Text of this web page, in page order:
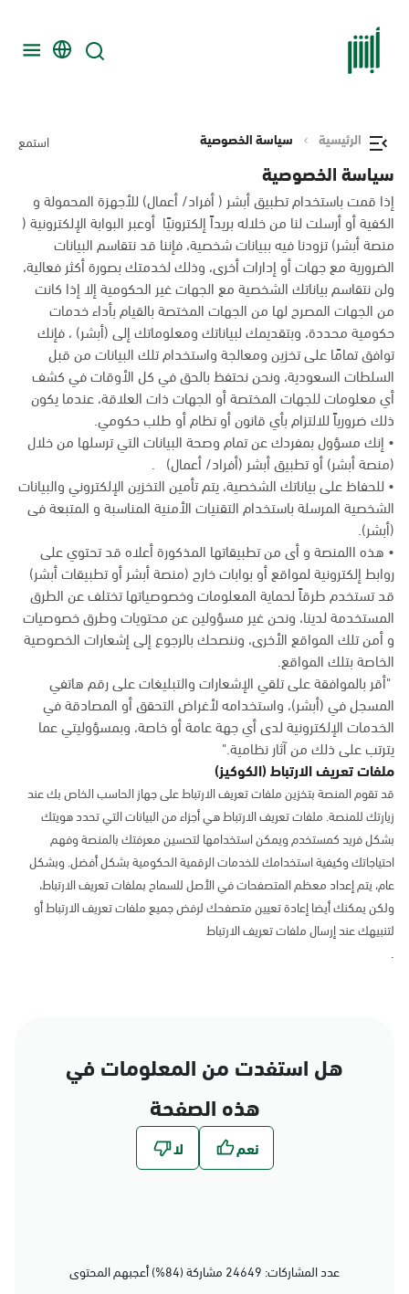
الرئيسية سياسة الخصوصية استمع
سياسة الخصوصية
إذا قمت باستخدام تطبيق أبشر ( أفراد/ أعمال) للأجهزة المحمولة و
الكفية أو أرسلت لنا من خلاله بريداً إلكترونيًا أوعبر البوابة الإلكترونية (
منصة أبشر) تزودنا فيه ببيانات شخصية، فإننا قد نتقاسم البيانات
الضرورية مع جهات أو إدارات أخرى، وذلك لخدمتك بصورة أكثر فعالية،
ولن نتقاسم بياناتك الشخصية مع الجهات غير الحكومية إلا إذا كانت
من الجهات المصرح لها من الجهات المختصة بالقيام بأداء خدمات
حكومية محددة، وبتقديمك لبياناتك ومعلوماتك إلى (أبشر) ، فإنك
توافق تمامًا على تخزين ومعالجة واستخدام تلك البيانات من قبل
السلطات السعودية، ونحن نحتفظ بالحق في كل الأوقات في كشف
أي معلومات للجهات المختصة أو الجهات ذات العلاقة، عندما يكون
ذلك ضرورياً للالتزام بأي قانون أو نظام أو طلب حكومي.
• إنك مسؤول بمفردك عن تمام وصحة البيانات التي ترسلها من خلال
(منصة أبشر) أو تطبيق أبشر (أفراد/ أعمال) .
• للحفاظ على بياناتك الشخصية، يتم تأمين التخزين الإلكتروني والبيانات
الشخصية المرسلة باستخدام التقنيات الأمنية المناسبة و المتبعة فى
(أبشر).
• هذه االمنصة و أى من تطبيقاتها المذكورة أعلاه قد تحتوي على
روابط إلكترونية لمواقع أو بوابات خارج (منصة أبشر أو تطبيقات أبشر)
قد تستخدم طرقاً لحماية المعلومات وخصوصياتها تختلف عن الطرق
المستخدمة لدينا، ونحن غير مسؤولين عن محتويات وطرق خصوصيات
و أمن تلك المواقع الأخرى، وننصحك بالرجوع إلى إشعارات الخصوصية
الخاصة بتلك المواقع.
"أقر بالموافقة على تلقي الإشعارات والتبليغات على رقم هاتفي
المسجل في (أبشر)، واستخدامه لأغراض التحقق أو المصادقة في
الخدمات الإلكترونية لدى أي جهة عامة أو خاصة، وبمسؤوليتي عما
يترتب على ذلك من آثار نظامية."
ملفات تعريف الارتباط (الكوكيز)
قد تقوم المنصة بتخزين ملفات تعريف الارتباط على جهاز الحاسب الخاص بك عند
زيارتك للمنصة. ملفات تعريف الارتباط هي أجزاء من البيانات التي تحدد هويتك
بشكل فريد كمستخدم ويمكن استخدامها لتحسين معرفتك بالمنصة وفهم
احتياجاتك وكيفية استخدامك للخدمات الرقمية الحكومية بشكل أفضل. وبشكل
عام، يتم إعداد معظم المتصفحات في الأصل للسماح بملفات تعريف الارتباط،
ولكن يمكنك أيضا إعادة تعيين متصفحك لرفض جميع ملفات تعريف الارتباط أو
لتنبيهك عند إرسال ملفات تعريف الارتباط
.
هل استفدت من المعلومات في
هذه الصفحة
عدد المشاركات: 24649 مشاركة (84%) أعجبهم المحتوى